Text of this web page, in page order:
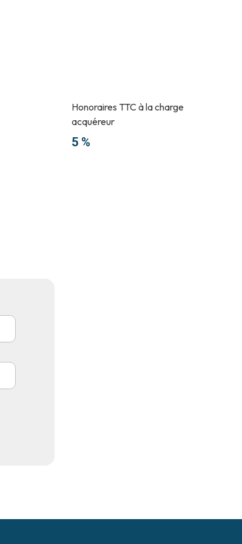
Honoraires TTC à la charge
acquéreur
5 %